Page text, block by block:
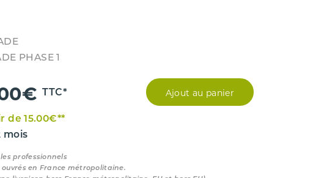
PHASE 1
TTC*
de 15.00€**
mois
Ajout au panier
professionnels
ouvrés en France métropolitaine.